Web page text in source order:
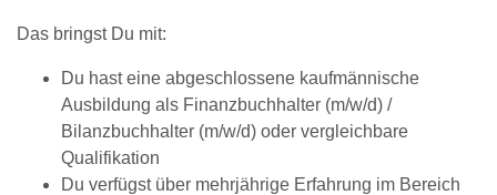
Das bringst Du mit:
Du hast eine abgeschlossene kaufmännische
Ausbildung als Finanzbuchhalter (m/w/d) /
Bilanzbuchhalter (m/w/d) oder vergleichbare
Qualifikation
Du verfügst über mehrjährige Erfahrung im Bereich